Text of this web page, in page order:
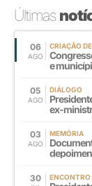
Últimas
06
AGO
CRIAÇÃO
e
05
AGO
DIÁLOGO
ex-
03
AGO
MEMÓRIA
30 ENCONTRO